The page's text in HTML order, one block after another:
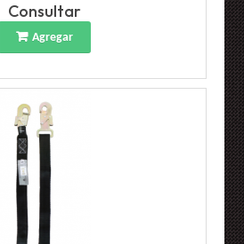
Consultar
Agregar